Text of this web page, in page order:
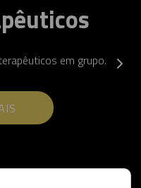
em grupo.